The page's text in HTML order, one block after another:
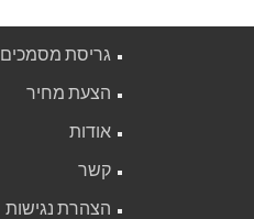
גריסת מסמכים
הצעת מחיר
אודות
קשר
הצהרת נגישות